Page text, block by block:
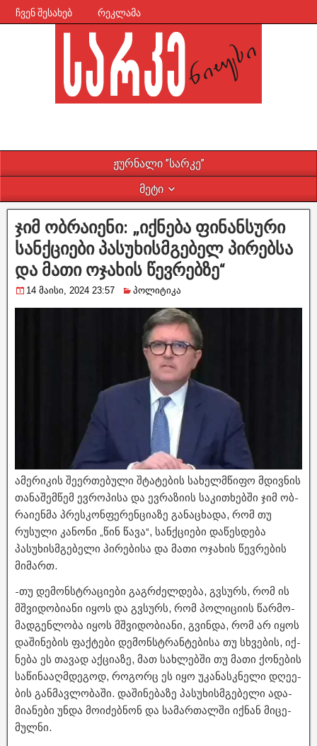
ჩვენ შესახებ რეკლამა
ჟურნალი ”სარკე”
მეტი
ჯიმ ობრაიენი: „იქნება ფინანსური
სანქციები პასუხისმგებელ პირებსა
და მათი ოჯახის წევრებზე“
14 მაისი, 2024 23:57 პოლიტიკა
ამე­რი­კის შე­ერ­თე­ბუ­ლი შტა­ტე­ბის სა­ხელ­მწი­ფო მდივ­ნის
თა­ნა­შემ­წემ ევ­რო­პი­სა და ევ­რა­ზი­ის სა­კი­თხებ­ში ჯიმ ობ­
რა­ი­ენ­მა პრეს­კონ­ფე­რენ­ცი­ა­ზე განაცხადა, რომ თუ
რუსული კანონი „წინ წავა“, სანქციები დაწესდება
პასუხისმგებელი პირებისა და მათი ოჯახის წევრების
მიმართ.
-თუ დე­მონ­სტრა­ცი­ე­ბი გაგ­რძელ­დე­ბა, გვსურს, რომ ის
მშვი­დო­ბი­ა­ნი იყოს და გვსურს, რომ პო­ლი­ცი­ის წარ­მო­
მად­გენ­ლო­ბა იყოს მშვი­დო­ბი­ა­ნი, გვინ­და, რომ არ იყოს
და­ში­ნე­ბის ფაქ­ტე­ბი დე­მონ­სტრან­ტე­ბი­სა თუ სხვე­ბის, იქ­
ნე­ბა ეს თა­ვად აქ­ცი­ა­ზე, მათ სახ­ლებ­ში თუ მათი ქო­ნე­ბის
სა­წი­ნა­აღ­მდე­გოდ, რო­გორც ეს იყო უკა­ნას­კნე­ლი დღე­ე­
ბის გან­მავ­ლო­ბა­ში. და­ში­ნე­ბა­ზე პა­სუ­ხის­მგე­ბე­ლი ადა­
მი­ა­ნე­ბი უნდა მო­ი­ძებ­ნონ და სა­მარ­თალ­ში იქ­ნან მი­ცე­
მულ­ნი.